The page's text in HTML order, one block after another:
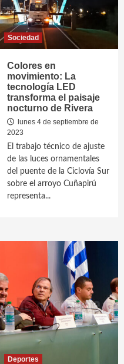
Sociedad
Colores en
movimiento: La
tecnología LED
transforma el paisaje
nocturno de Rivera
lunes 4 de septiembre de
2023
El trabajo técnico de ajuste
de las luces ornamentales
del puente de la Ciclovía Sur
sobre el arroyo Cuñapirú
representa...
Deportes